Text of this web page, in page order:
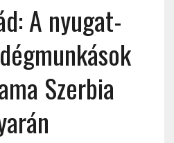
A nyugat-
Szerbia